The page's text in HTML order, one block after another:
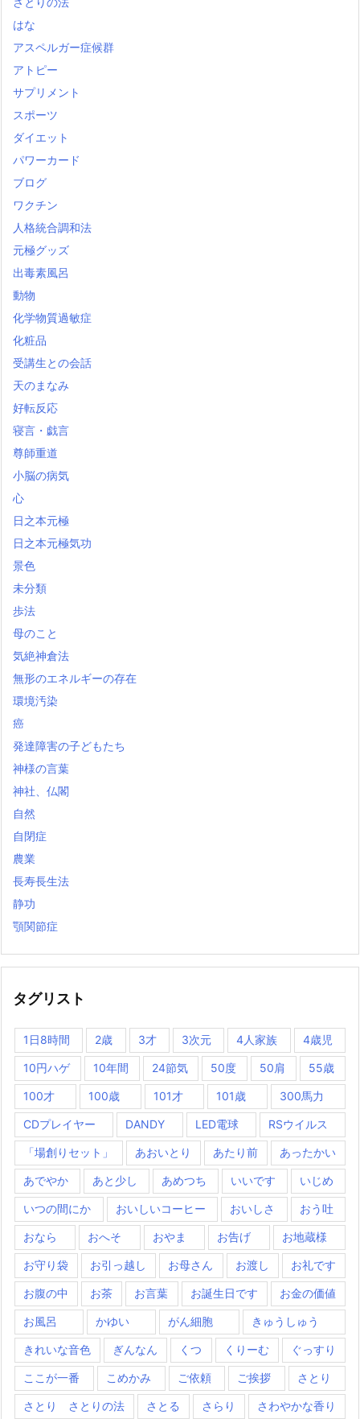
はな
アスペルガー症候群
アトピー
サプリメント
スポーツ
ダイエット
パワーカード
ブログ
ワクチン
人格統合調和法
元極グッズ
出毒素風呂
動物
化学物質過敏症
化粧品
受講生との会話
天のまなみ
好転反応
寝言・戯言
尊師重道
小脳の病気
心
日之本元極
日之本元極気功
景色
未分類
歩法
母のこと
気絶神倉法
無形のエネルギーの存在
環境汚染
癌
発達障害の子どもたち
神様の言葉
神社、仏閣
自然
自閉症
農業
長寿長生法
静功
顎関節症
タグリスト
1日8時間 2歳 3才 3次元 4人家族 4歳児
10円ハゲ 10年間 24節気 50度 50肩 55歳
100才 100歳 101才 101歳 300馬力
CDプレイヤー DANDY LED電球 RSウイルス
「場創りセット」 あおいとり あたり前 あったかい
あでやか あと少し あめつち いいです いじめ
いつの間にか おいしいコーヒー おいしさ おう吐
おなら おへそ おやま お告げ お地蔵様
お守り袋 お引っ越し お母さん お渡し お礼です
お腹の中 お茶 お言葉 お誕生日です お金の価値
お風呂 かゆい がん細胞 きゅうしゅう
きれいな音色 ぎんなん くつ くりーむ ぐっすり
ここが一番 こめかみ ご依頼 ご挨拶 さとり
さとり さとりの法 さとる さらり さわやかな香り